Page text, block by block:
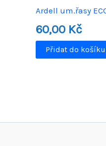
Ardell um.řasy
60,00 Kč
Přidat do košíku